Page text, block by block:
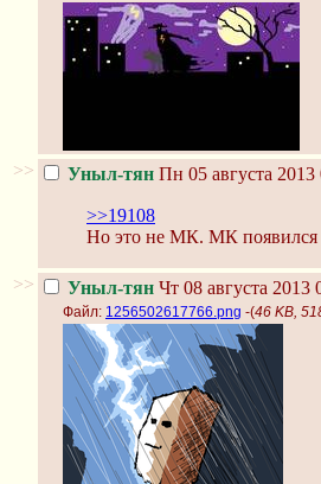
>> Уныл-тян Пн 05 августа 2013
>>19108
Но это не МК. МК появился
>> Уныл-тян Чт 08 августа 2013
Файл: 1256502617766.png -(46 KB,